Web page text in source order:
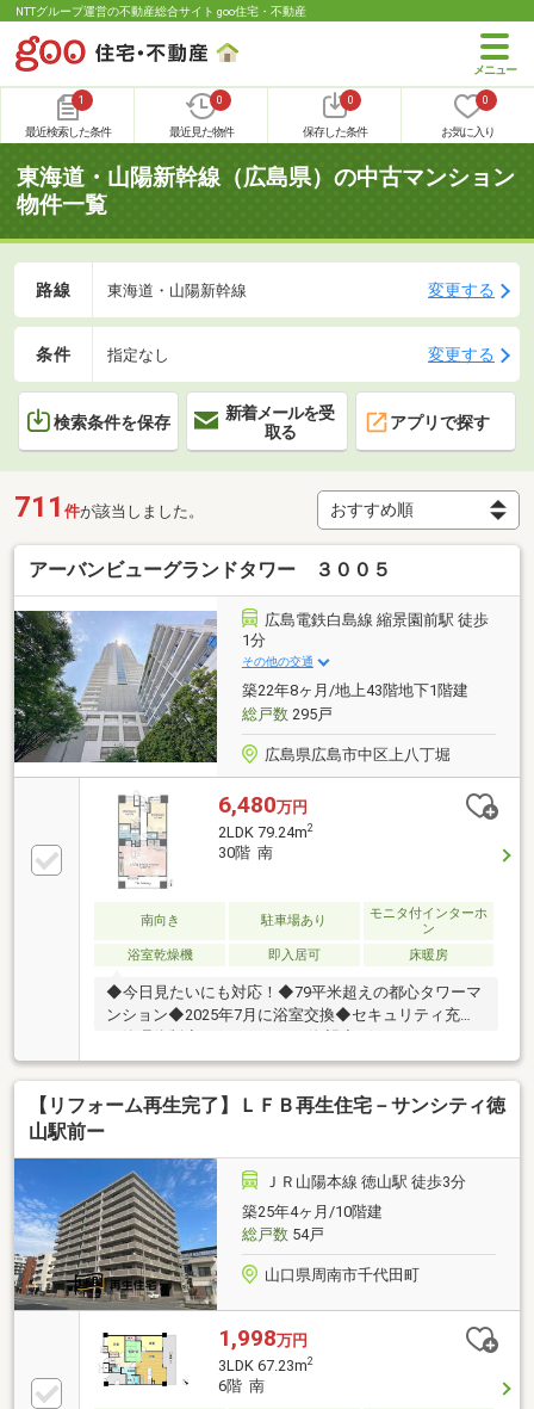
NTTグループ運営の不動産総合サイト goo住宅・不動産
1
最近検索した条件
0
最近見た物件
0
保存した条件
0
お気に入り
東海道・山陽新幹線（広島県）の中古マンション
物件一覧
路線 東海道・山陽新幹線 変更する
条件 指定なし 変更する
検索条件を保存
新着メールを受
取る
アプリで探す
711 件が該当しました。
アーバンビューグランドタワー ３００５
広島電鉄白島線 縮景園前駅 徒歩
1分
その他の交通
築22年8ヶ月/地上43階地下1階建
総戸数295戸
広島県広島市中区上八丁堀
6,480万円
2LDK 79.24m2
30階 南
南向き 駐車場あり
モニタ付インターホ
ン
浴室乾燥機
即入居可 床暖房
◆今日見たいにも対応！◆79平米超えの都心タワーマ
ンション◆2025年7月に浴室交換◆セキュリティ充実
の管理体制◆バルコニーから海望◆ゲストルーム・ラ
ウンジ・宅配BOX等共用部充実◆ペット飼育相談可◆
小学校徒歩7分、中学校徒歩6分【ご成約特典】◇3万
円分の商品券等プレゼント詳細はお気軽にお問い合わ
用・家具家電費用はもちろん、他社借入やカーローン
の残債を住宅ローンの低金利でまとめて借入可能◆住
宅ローンを複数社断られたことのある方のご成約実績
あり！まずはご相談ください♪
【リフォーム再生完了】ＬＦＢ再生住宅－サンシティ徳
山駅前ー
ＪＲ山陽本線 徳山駅 徒歩3分
築25年4ヶ月/10階建
総戸数54戸
山口県周南市千代田町
1,998万円
3LDK 67.23m2
6階 南